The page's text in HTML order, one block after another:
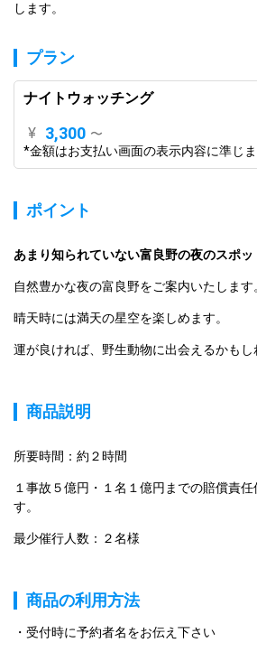
します。
プラン
ナイトウォッチング
¥ 3,300 〜
*金額はお支払い画面の表示内容に準じま
ポイント
あまり知られていない富良野の夜のスポッ
自然豊かな夜の富良野をご案内いたします
晴天時には満天の星空を楽しめます。
運が良ければ、野生動物に出会えるかもし
商品説明
所要時間：約２時間
１事故５億円・１名１億円までの賠償責
す。
最少催行人数：２名様
商品の利用方法
受付時に予約者名をお伝え下さい